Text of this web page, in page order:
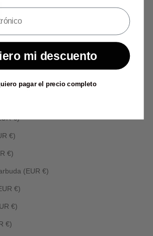
País
€)
€)
€)
(EUR €)
€)
€)
€)
mi descuento
pagar el precio completo